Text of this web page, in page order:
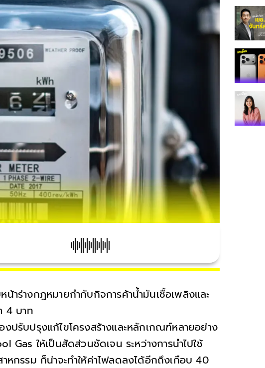
าร่างกฎหมายกํากับกิจการค้าน้ำมันเชื้อเพลิงและ
4 บาท
ปรับปรุงแก้ไขโครงสร้างและหลักเกณฑ์หลายอย่าง
Gas ให้เป็นสัดส่วนชัดเจน ระหว่างการนำไปใช้
าหกรรม ก็น่าจะทำให้ค่าไฟลดลงได้อีกถึงเกือบ 40